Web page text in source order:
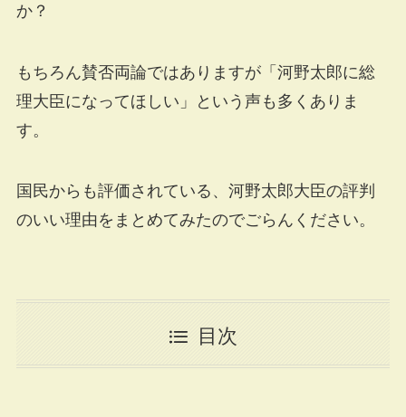
か？
もちろん賛否両論ではありますが「河野太郎に総
理大臣になってほしい」という声も多くありま
す。
国民からも評価されている、河野太郎大臣の評判
のいい理由をまとめてみたのでごらんください。
目次